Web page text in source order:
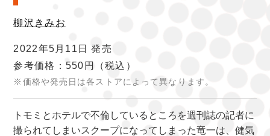
柳沢きみお
2022年5月11日 発売
参考価格：550円
（税込）
※価格や発売日は各ストアによって異なります。
トモミとホテルで不倫しているところを週刊誌の記者に
撮られてしまいスクープになってしまった竜一は、健気